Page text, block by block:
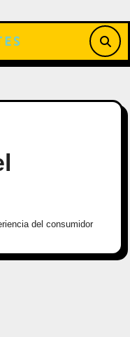
del consumidor